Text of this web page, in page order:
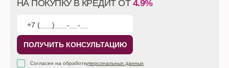
НА ПОКУПКУ В КРЕДИТ ОТ 4.9%
ПОЛУЧИТЬ КОНСУЛЬТАЦИЮ
Согласен на обработкуперсональных данных